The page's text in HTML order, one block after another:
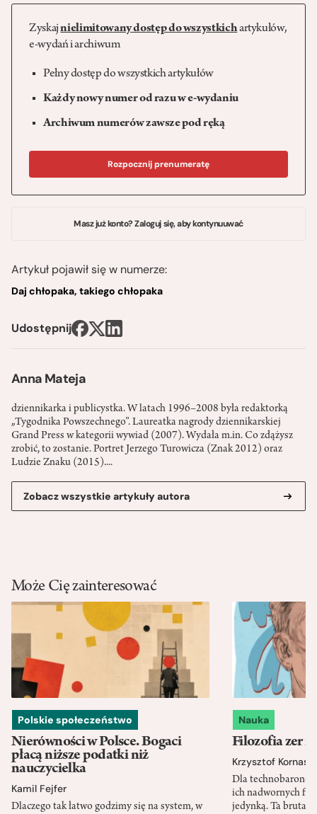
Anna Mateja
dziennikarka i publicystka. W latach 1996–2008 była redaktorką
„Tygodnika Powszechnego”. Laureatka nagrody dziennikarskiej
Grand Press w kategorii wywiad (2007). Wydała m.in. Co zdążysz
zrobić, to zostanie. Portret Jerzego Turowicza (Znak 2012) oraz
Ludzie Znaku (2015)....
Zobacz wszystkie artykuły autora
Zyskajnielimitowany dostęp do wszystkichartykułów,
e-wydań i archiwum
Pełny dostęp do wszystkich artykułów
Każdy nowy numer od razu w e-wydaniu
Archiwum numerów zawsze pod ręką
Rozpocznij prenumeratę
Masz już konto? Zaloguj się, aby kontynuuwać
Artykuł pojawił się w numerze:
Daj chłopaka, takiego chłopaka
Udostępnij
Może Cię zainteresować
Polskie społeczeństwo
Nierówności w Polsce. Bogaci
płacą niższe podatki niż
nauczycielka
Kamil Fejfer
Dlaczego tak łatwo godzimy się na system, w
Nauka
Filozofia zer i
Krzysztof Kornas
Dla
ich nadwornych
jedynką. Ta